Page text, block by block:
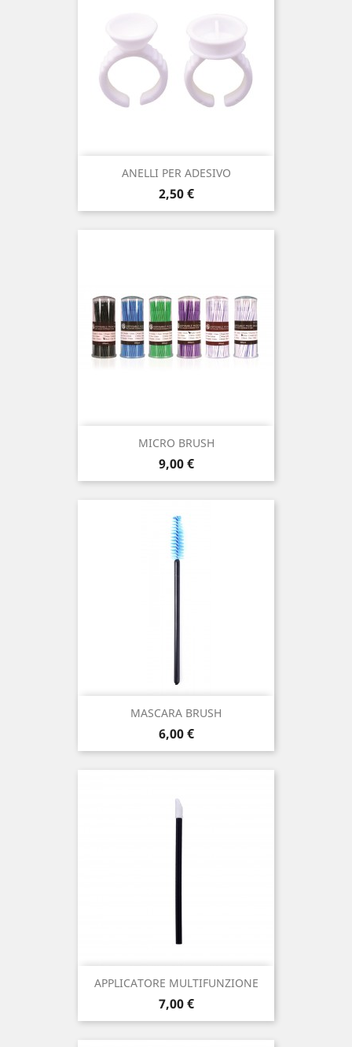
ANELLI PER ADESIVO
Prezzo
2,50 €
MICRO BRUSH
Prezzo
9,00 €
MASCARA BRUSH
Prezzo
6,00 €
APPLICATORE MULTIFUNZIONE
Prezzo
7,00 €